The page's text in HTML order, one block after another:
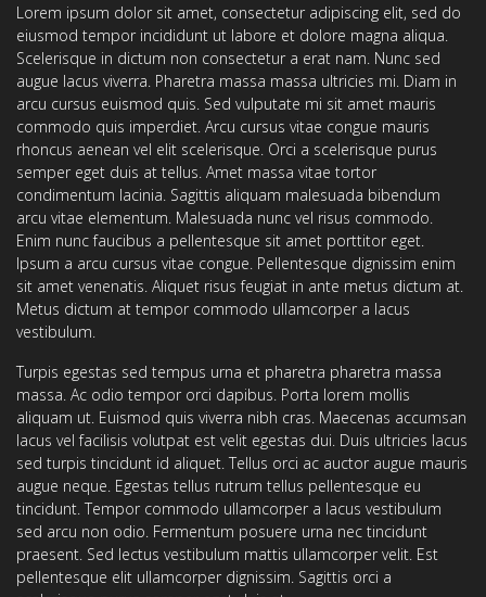
Lorem ipsum dolor sit amet, consectetur adipiscing elit, sed do
eiusmod tempor incididunt ut labore et dolore magna aliqua.
Scelerisque in dictum non consectetur a erat nam. Nunc sed
augue lacus viverra. Pharetra massa massa ultricies mi. Diam in
arcu cursus euismod quis. Sed vulputate mi sit amet mauris
commodo quis imperdiet. Arcu cursus vitae congue mauris
rhoncus aenean vel elit scelerisque. Orci a scelerisque purus
semper eget duis at tellus. Amet massa vitae tortor
condimentum lacinia. Sagittis aliquam malesuada bibendum
arcu vitae elementum. Malesuada nunc vel risus commodo.
Enim nunc faucibus a pellentesque sit amet porttitor eget.
Ipsum a arcu cursus vitae congue. Pellentesque dignissim enim
sit amet venenatis. Aliquet risus feugiat in ante metus dictum at.
Metus dictum at tempor commodo ullamcorper a lacus
vestibulum.
Turpis egestas sed tempus urna et pharetra pharetra massa
massa. Ac odio tempor orci dapibus. Porta lorem mollis
aliquam ut. Euismod quis viverra nibh cras. Maecenas accumsan
lacus vel facilisis volutpat est velit egestas dui. Duis ultricies lacus
sed turpis tincidunt id aliquet. Tellus orci ac auctor augue mauris
augue neque. Egestas tellus rutrum tellus pellentesque eu
tincidunt. Tempor commodo ullamcorper a lacus vestibulum
sed arcu non odio. Fermentum posuere urna nec tincidunt
praesent. Sed lectus vestibulum mattis ullamcorper velit. Est
pellentesque elit ullamcorper dignissim. Sagittis orci a